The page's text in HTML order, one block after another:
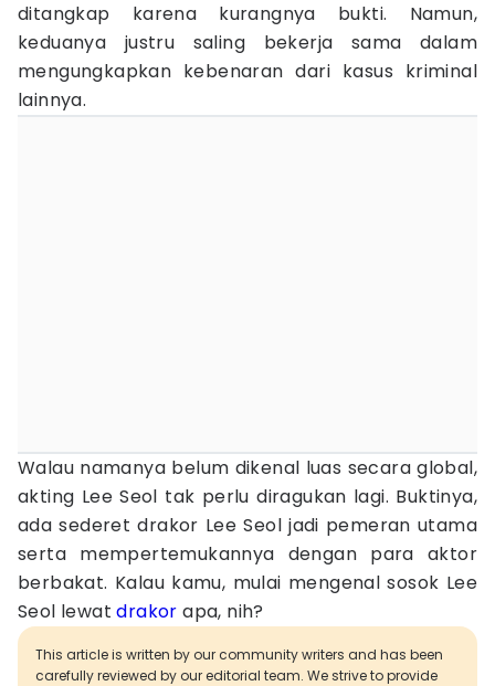
ditangkap karena kurangnya bukti. Namun,
keduanya justru saling bekerja sama dalam
mengungkapkan kebenaran dari kasus kriminal
lainnya.
Walau namanya belum dikenal luas secara global,
akting Lee Seol tak perlu diragukan lagi. Buktinya,
ada sederet drakor Lee Seol jadi pemeran utama
serta mempertemukannya dengan para aktor
berbakat. Kalau kamu, mulai mengenal sosok Lee
Seol lewatdrakorapa, nih?
This article is written by our community writers and has been
carefully reviewed by our editorial team. We strive to provide